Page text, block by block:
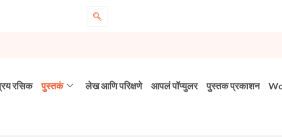
रसिक पुस्तकं लेख आणि परिक्षणे आपलं पॉप्युलर पुस्तक प्रकाशन